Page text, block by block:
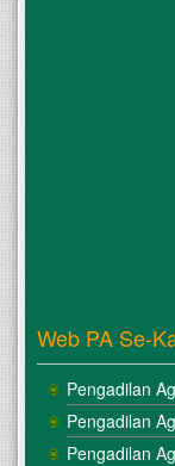
Web PA Se-
Pengadilan
Pengadilan
Pengadilan